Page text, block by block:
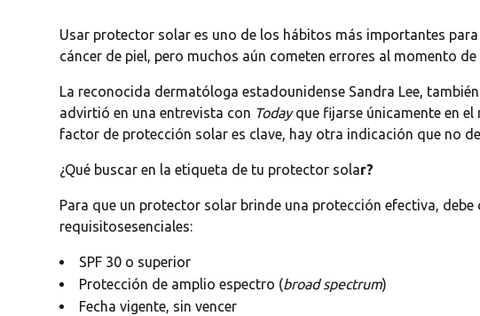
Usar protector solar es uno de los hábitos más importantes
cáncer de piel, pero muchos aún cometen errores al momento
La reconocida dermatóloga estadounidense Sandra Lee,
advirtió en una entrevista con Todayque fijarse únicamente en el
factor de protección solar es clave, hay otra indicación que no
¿Qué buscar en la etiqueta de tu protector solar?
Para que un protector solar brinde una protección efectiva,
requisitosesenciales:
SPF 30 o superior
Protección de amplio espectro (broad spectrum)
Fecha vigente, sin vencer